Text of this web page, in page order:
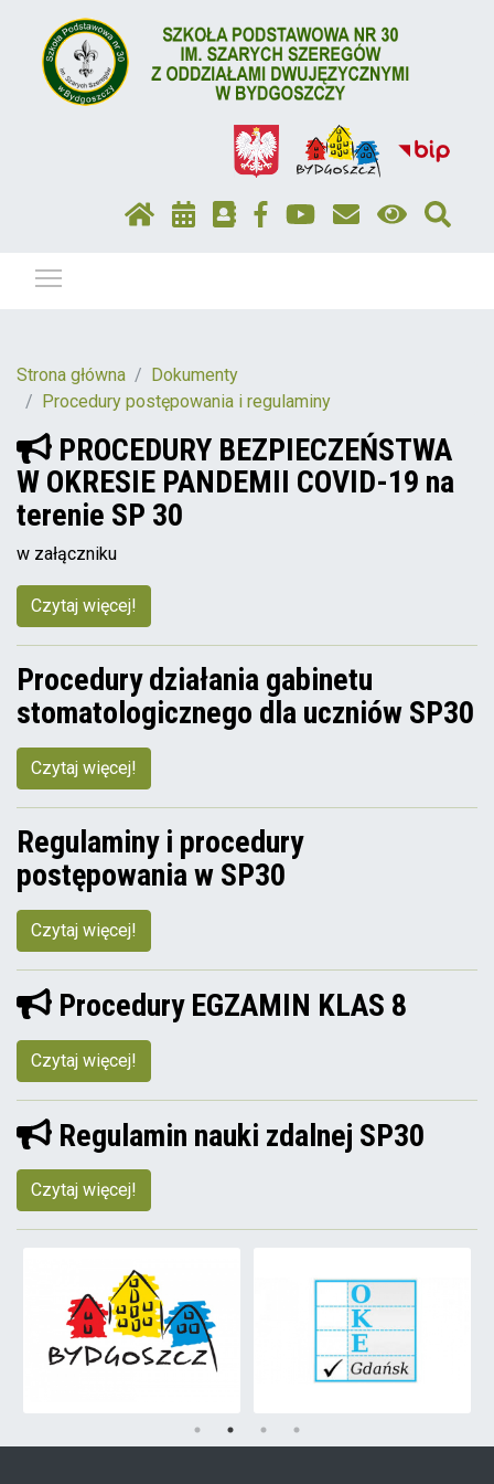
Strona główna
Dokumenty
Procedury postępowania i regulaminy
PROCEDURY BEZPIECZEŃSTWA
W OKRESIE PANDEMII COVID-19 na
terenie SP 30
w załączniku
Czytaj więcej!
Procedury działania gabinetu
stomatologicznego dla uczniów SP30
Czytaj więcej!
Regulaminy i procedury
postępowania w SP30
Czytaj więcej!
Procedury EGZAMIN KLAS 8
Czytaj więcej!
Regulamin nauki zdalnej SP30
Czytaj więcej!